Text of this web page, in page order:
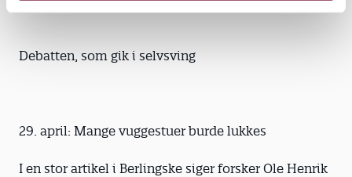
Debatten, som gik i selvsving
29. april: Mange vuggestuer burde lukkes
I en stor artikel i Berlingske siger forsker Ole Henrik